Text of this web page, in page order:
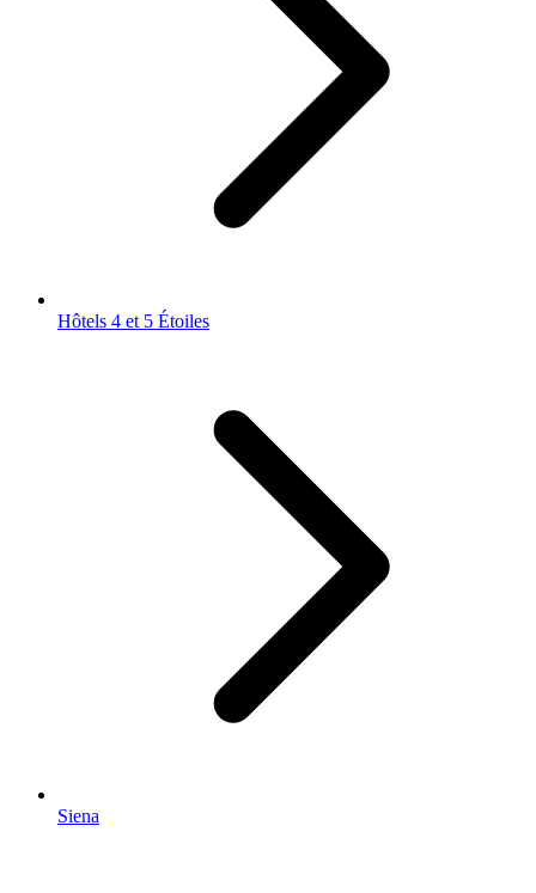
Hôtels 4 et 5 Étoiles
Siena